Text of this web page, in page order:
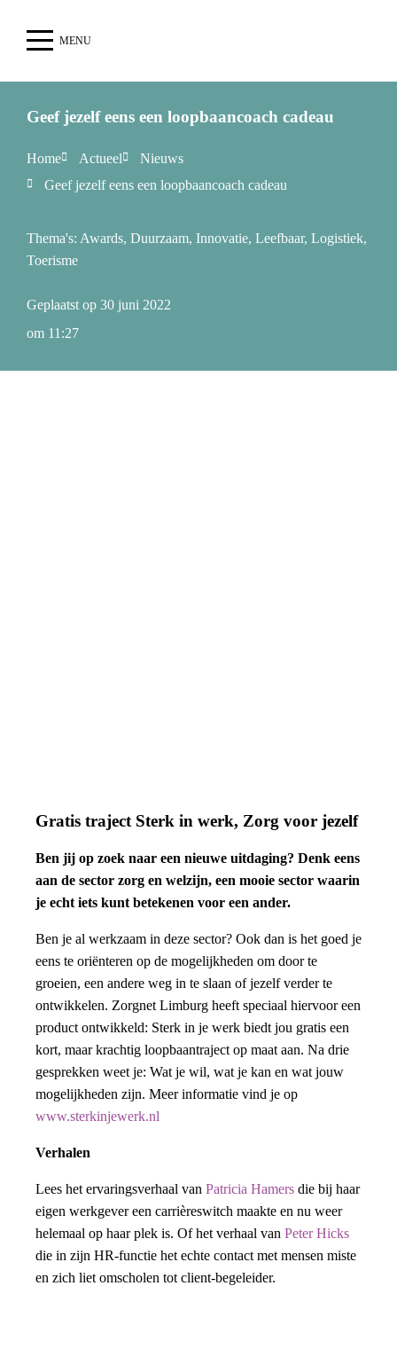
MENU
Geef jezelf eens een loopbaancoach cadeau
Home Actueel
Nieuws
Geef jezelf eens een loopbaancoach cadeau
Geplaatst op 30 juni 2022
om 11:27
Thema's: Awards, Duurzaam, Innovatie, Leefbaar, Logistiek,
Toerisme
Gratis traject Sterk in werk, Zorg voor jezelf
Ben jij op zoek naar een nieuwe uitdaging? Denk eens
aan de sector zorg en welzijn, een mooie sector waarin
je echt iets kunt betekenen voor een ander.
Ben je al werkzaam in deze sector? Ook dan is het goed je
eens te oriënteren op de mogelijkheden om door te
groeien, een andere weg in te slaan of jezelf verder te
ontwikkelen. Zorgnet Limburg heeft speciaal hiervoor een
product ontwikkeld: Sterk in je werk biedt jou gratis een
kort, maar krachtig loopbaantraject op maat aan. Na drie
gesprekken weet je: Wat je wil, wat je kan en wat jouw
mogelijkheden zijn. Meer informatie vind je op
www.sterkinjewerk.nl
Verhalen
Lees het ervaringsverhaal van Patricia Hamers die bij haar
eigen werkgever een carrièreswitch maakte en nu weer
helemaal op haar plek is. Of het verhaal van Peter Hicks
die in zijn HR-functie het echte contact met mensen miste
en zich liet omscholen tot client-begeleider.